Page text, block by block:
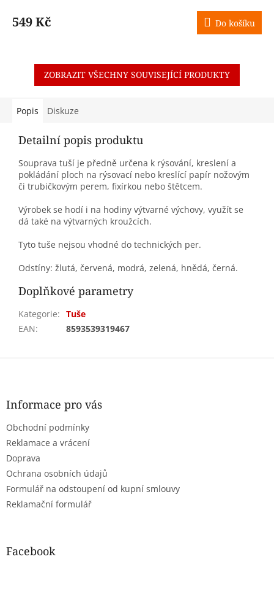
549 Kč Do košíku
ZOBRAZIT VŠECHNY SOUVISEJÍCÍ PRODUKTY
Popis Diskuze
Detailní popis produktu
Souprava tuší je předně určena k rýsování, kreslení a
pokládání ploch na rýsovací nebo kreslící papír nožovým
či trubičkovým perem, fixírkou nebo štětcem.
Výrobek se hodí i na hodiny výtvarné výchovy, využít se
dá také na výtvarných kroužcích.
Tyto tuše nejsou vhodné do technických per.
Odstíny: žlutá, červená, modrá, zelená, hnědá, černá.
Doplňkové parametry
Kategorie: Tuše
EAN: 8593539319467
Z
Informace pro vás
Obchodní podmínky
Reklamace a vrácení
Doprava
Ochrana osobních údajů
Formulář na odstoupení od kupní smlouvy
Reklamační formulář
Facebook